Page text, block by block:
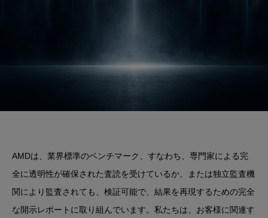
AMDは、業界標準のベンチマーク、すなわち、専門家による完
全に透明性が確保された査読を受けているか、または独立監査機
関により監査されても、検証可能で、結果を再現するための完全
な開示レポートに取り組んでいます。私たちは、お客様に関連す